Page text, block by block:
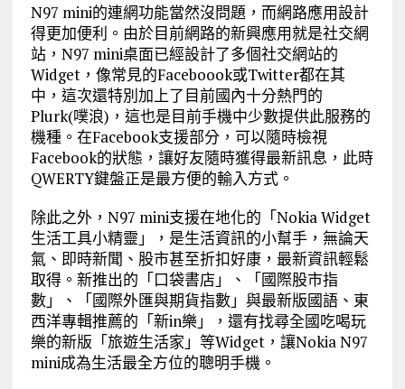
N97 mini的連網功能當然沒問題，而網路應用設計
得更加便利。由於目前網路的新興應用就是社交網
站，N97 mini桌面已經設計了多個社交網站的
Widget，像常見的Faceboook或Twitter都在其
中，這次還特別加上了目前國內十分熱門的
Plurk(噗浪)，這也是目前手機中少數提供此服務的
機種。在Facebook支援部分，可以隨時檢視
Facebook的狀態，讓好友隨時獲得最新訊息，此時
QWERTY鍵盤正是最方便的輸入方式。
除此之外，N97 mini支援在地化的「Nokia Widget
生活工具小精靈」，是生活資訊的小幫手，無論天
氣、即時新聞、股市甚至折扣好康，最新資訊輕鬆
取得。新推出的「口袋書店」、「國際股市指
數」、「國際外匯與期貨指數」與最新版國語、東
西洋專輯推薦的「新in樂」，還有找尋全國吃喝玩
樂的新版「旅遊生活家」等Widget，讓Nokia N97
mini成為生活最全方位的聰明手機。